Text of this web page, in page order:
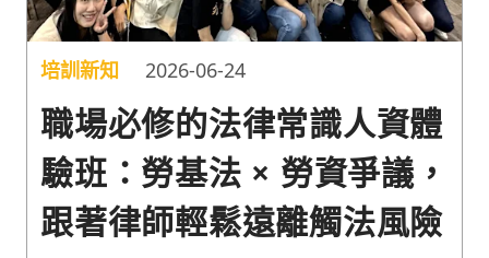
培訓新知 2026-06-24
職場必修的法律常識人資體
驗班：勞基法 × 勞資爭議，
跟著律師輕鬆遠離觸法風險